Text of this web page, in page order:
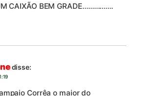
CAIXÃO BEM GRADE…………….
disse:
Corrêa o maior do